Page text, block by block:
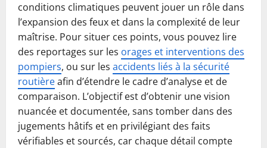
conditions climatiques peuvent jouer un rôle dans
l’expansion des feux et dans la complexité de leur
maîtrise. Pour situer ces points, vous pouvez lire
des reportages sur les orages et interventions des
pompiers, ou sur les accidents liés à la sécurité
routièreafin d’étendre le cadre d’analyse et de
comparaison. L’objectif est d’obtenir une vision
nuancée et documentée, sans tomber dans des
jugements hâtifs et en privilégiant des faits
vérifiables et sourcés, car chaque détail compte